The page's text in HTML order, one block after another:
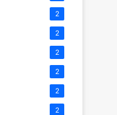
2
2
2
2
2
2